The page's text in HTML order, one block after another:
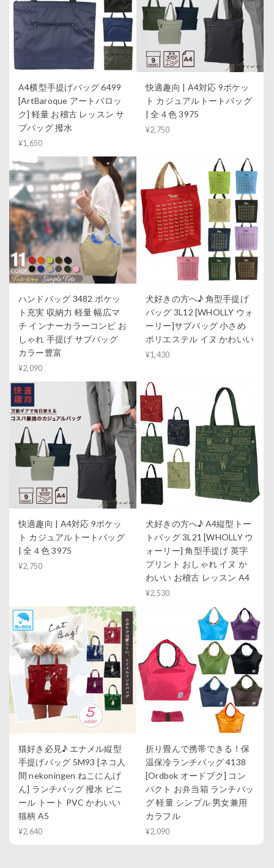
A4横型手提げバッグ 6499
[ArtBaroque アートバロッ
ク] 軽量 お稽古 レッスン サ
ブバッグ 撥水
¥1,650
快適趣向 | A4対応 9ポケッ
ト カジュアルトートバッグ
| 全４色 3975
¥2,750
ハンドバッグ 3482 ポケッ
ト充実 収納力 軽量 幅広マ
チ インナーカラーコンビ お
しゃれ 手提げ サブバッグ
カラー豊富
¥2,090
犬好きの方へ♪ 角型手提げ
バッグ 3L12 [WHOLLY ウォ
ーリー]サブバッグ 小さめ
ポリエステル イヌ かわいい
¥1,430
快適趣向 | A4対応 9ポケッ
ト カジュアルトートバッグ
| 全４色 3975
¥2,750
犬好きの方へ♪ A4縦型トー
トバッグ 3L21 [WHOLLY ウ
ォーリー] 角型手提げ 英字
プリント おしゃれ イヌ か
わいい お稽古 レッスン A4
¥2,530
猫好き必見♪ エナメル縦型
手提げバッグ 5M93 [ネコ人
間 nekoningen ねこにんげ
ん] ランチバッグ 撥水 ビニ
ール トート PVC かわいい
猫柄 A5
¥2,640
折り畳んで携帯できる！保
温保冷ランチバッグ 4138
[Ordbok オードブク] コン
パクト お弁当箱 ランチバッ
グ 軽量 シンプル 男女兼用
カラフル
¥2,090